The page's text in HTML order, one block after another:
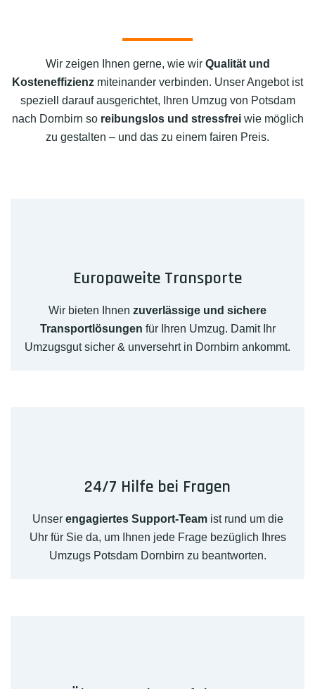
Wir zeigen Ihnen gerne, wie wir Qualität und
Kosteneffizienz miteinander verbinden. Unser Angebot ist
speziell darauf ausgerichtet, Ihren Umzug von Potsdam
nach Dornbirn so reibungslos und stressfreiwie möglich
zu gestalten – und das zu einem fairen Preis.
Europaweite Transporte
Wir bieten Ihnen zuverlässige und sichere
Transportlösungen für Ihren Umzug. Damit Ihr
Umzugsgut sicher & unversehrt in Dornbirn ankommt.
24/7 Hilfe bei Fragen
Unser engagiertes Support-Teamist rund um die
Uhr für Sie da, um Ihnen jede Frage bezüglich Ihres
Umzugs Potsdam Dornbirn zu beantworten.